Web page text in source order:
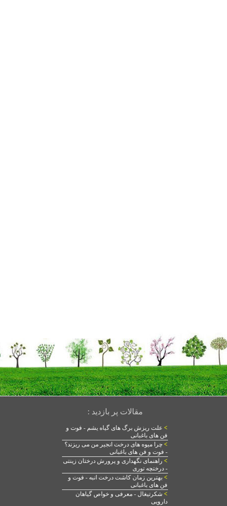
مقالات پر بازدید :
> علت ریزش برگ های گیاه یشم - فوت و
فن های باغبانی
> چرا میوه های درخت انجیر من می ریزند؟
- فوت و فن های باغبانی
> راهنمای نگهداری و پرورش درختان زینتی
- درختچه توری
> بهترین زمان کاشت درخت انبه - فوت و
فن های باغبانی
> شکرتیغال - معرفی و خواص گیاهان
دارویی